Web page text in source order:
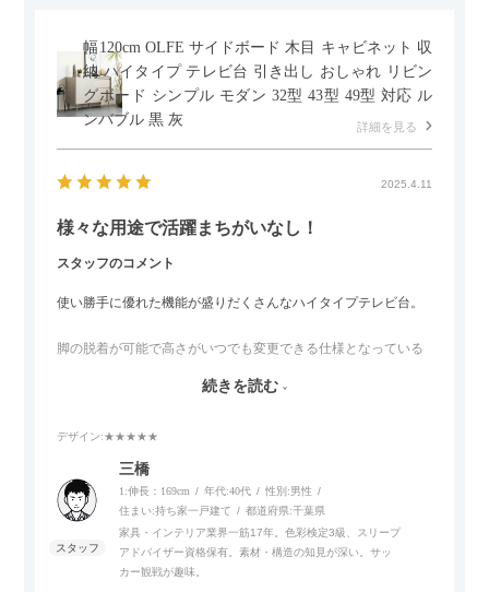
幅120cm OLFE サイドボード 木目 キャビネット 収
納 ハイタイプ テレビ台 引き出し おしゃれ リビン
グボード シンプル モダン 32型 43型 49型 対応 ル
ンバブル 黒 灰
詳細を見る
2025.4.11
様々な用途で活躍まちがいなし！
スタッフのコメント
使い勝手に優れた機能が盛りだくさんなハイタイプテレビ台。
脚の脱着が可能で高さがいつでも変更できる仕様となっている
また、補助テーブルとして使用可能なスライドテーブルや収納
内部にもプリンターなどが置けるスライド棚板がついているの
でテレビ台以外にもオフィスなどでの収納家具やリビングでの
サイドボードとして多目的な用途に対応しています。
また、扉は横方向へのスライド式となっているので開閉時のス
ペースを最小限に抑えられ、省スペースでご利用いただけるの
続きを読む
デザイン:★★★★★
三橋
1:伸長：169cm 年代:40代 性別:男性
住まい:持ち家一戸建て 都道府県:千葉県
家具・インテリア業界一筋17年。色彩検定3級、スリープ
アドバイザー資格保有。素材・構造の知見が深い。サッ
カー観戦が趣味。